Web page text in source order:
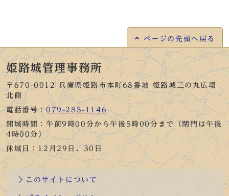
ページの 先頭へ戻る
姫路城管理事務所
〒670-0012 兵庫県姫路市本町68番地 姫路城三の丸広場
北側
電話番号：079-285-1146
開城時間：午前9時00分から午後5時00分まで（閉門は午後
4時00分）
休城日：12月29日、30日
このサイトについて